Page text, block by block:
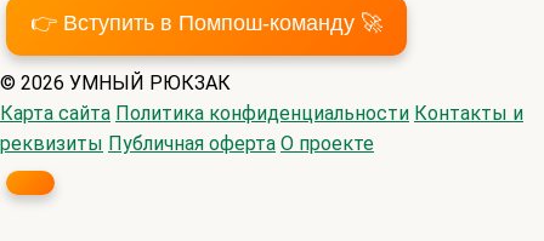
👉 Вступить в Помпош-команду 🚀
© 2026 УМНЫЙ РЮКЗАК
Карта сайта Политика конфиденциальности Контакты и
реквизиты Публичная оферта О проекте